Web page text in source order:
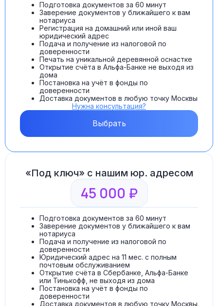
Подготовка документов за 60 минут
Заверение документов у ближайшего к вам
нотариуса
Регистрация на домашний или иной ваш
юридический адрес
Подача и получение из налоговой по
доверенности
Печать на уникальной деревянной оснастке
Открытие счёта в Альфа-Банке не выходя из
дома
Постановка на учёт в фонды по
доверенности
Доставка документов в любую точку Москвы
Нужна консультация?
Выбрать
«Под ключ» с нашим юр. адресом
45 000 ₽
Подготовка документов за 60 минут
Заверение документов у ближайшего к вам
нотариуса
Подача и получение из налоговой по
доверенности
Юридический адрес на 11 мес. с полным
почтовым обслуживанием
Открытие счёта в Сбербанке, Альфа-Банке
или Тинькофф, не выходя из дома
Постановка на учёт в фонды по
доверенности
Доставка документов в любую точку Москвы